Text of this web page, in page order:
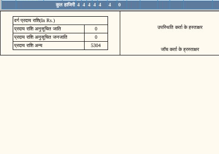
कुल हाजिरी 4 4 4 4 4 4 0
वर्ग प्रदाय राशि(In Rs.)
प्रदाय राशि अनुसूचित जाति
0
प्रदाय राशि अनुसूचित जनजाति
0
प्रदाय राशि अन्य
5304
उपस्थिति कर्ता के हस्ताक्षर
जॉच कर्ता के ह्रस्ताक्षर